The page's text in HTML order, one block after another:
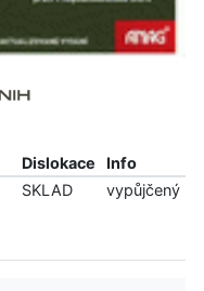
Dislokace
Info
SKLAD vypůjčený